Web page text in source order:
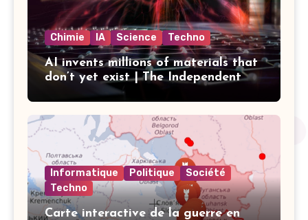
Chimie IA Science Techno
AI invents millions of materials that
don’t yet exist | The Independent
Informatique Politique
Société
Techno
Carte interactive de la guerre en